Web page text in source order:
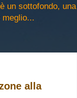
sottofondo,
alla